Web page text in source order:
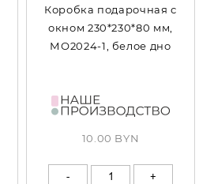
Коробка подарочная с
окном 230*230*80 мм,
МО2024-1, белое дно
10.00 BYN